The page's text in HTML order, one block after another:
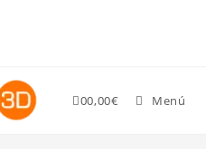
00,00€ Menú